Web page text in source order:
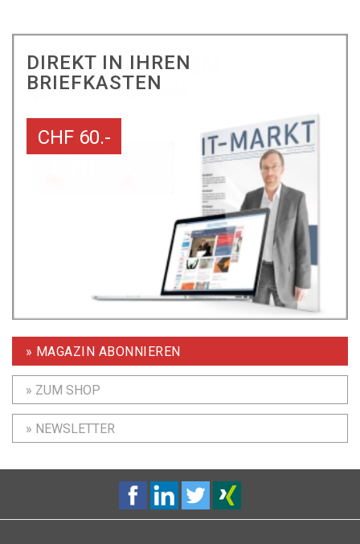
DIREKT IN IHREN
BRIEFKASTEN
CHF 60.-
» MAGAZIN ABONNIEREN
» ZUM SHOP
» NEWSLETTER